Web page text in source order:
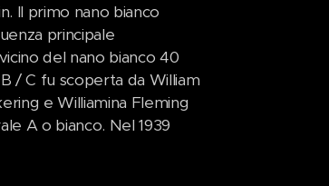
Il primo nano bianco
principale
del nano bianco 40
/ C fu scoperta da William
e Williamina Fleming
A o bianco. Nel 1939